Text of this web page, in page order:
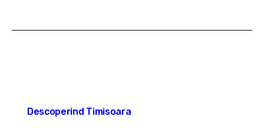
navigation
Descoperind Timisoara